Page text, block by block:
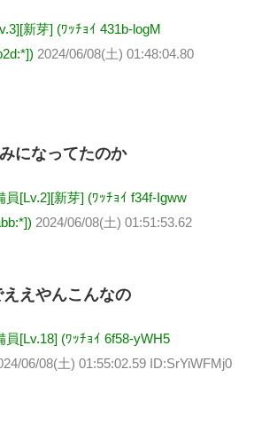
新芽] (ﾜｯﾁｮｲ 431b-logM
2024/06/08(土) 01:48:04.80
になってたのか
員[Lv.2][新芽] (ﾜｯﾁｮｲ f34f-Igww
2024/06/08(土) 01:51:53.62
えやんこんなの
員[Lv.18] (ﾜｯﾁｮｲ 6f58-yWH5
06/08(土) 01:55:02.59 ID:SrYiWFMj0